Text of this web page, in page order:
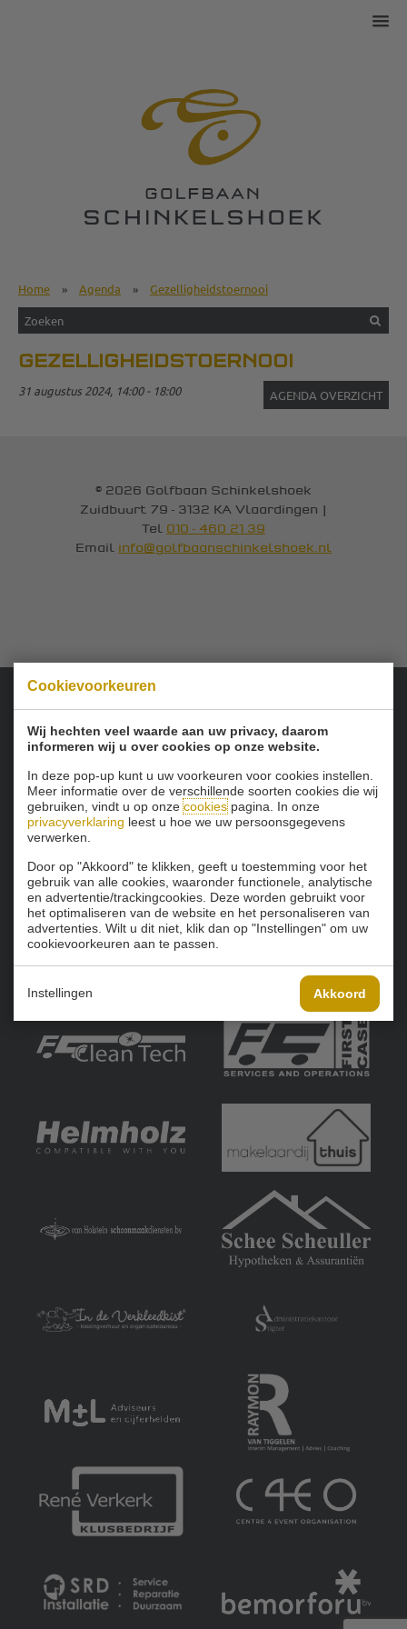
Cookievoorkeuren
Wij hechten veel waarde aan uw privacy, daarom
informeren wij u over cookies op onze website.
In deze pop-up kunt u uw voorkeuren voor cookies instellen.
Meer informatie over de verschillende soorten cookies die wij
gebruiken, vindt u op onzecookiespagina. In onze
privacyverklaring leest u hoe we uw persoonsgegevens
verwerken.
Door op "Akkoord" te klikken, geeft u toestemming voor het
gebruik van alle cookies, waaronder functionele, analytische
en advertentie/trackingcookies. Deze worden gebruikt voor
het optimaliseren van de website en het personaliseren van
advertenties. Wilt u dit niet, klik dan op "Instellingen" om uw
cookievoorkeuren aan te passen.
Instellingen Akkoord
Home » Agenda » Gezelligheidstoernooi
GEZELLIGHEIDSTOERNOOI
31 augustus 2024, 14:00 - 18:00 AGENDA OVERZICHT
© 2026 Golfbaan Schinkelshoek
Zuidbuurt 79 - 3132 KA Vlaardingen |
Tel 010 - 460 21 39
Email info@golfbaanschinkelshoek.nl